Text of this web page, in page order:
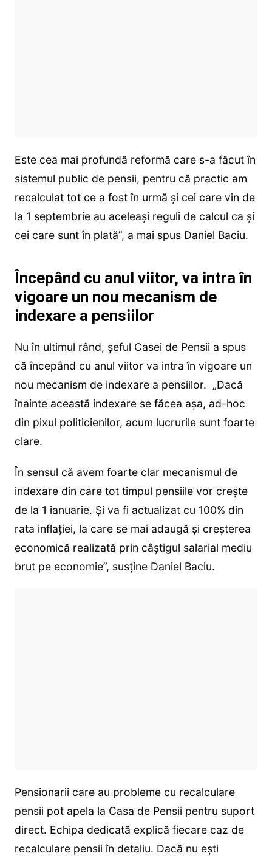
Este cea mai profundă reformă care s-a făcut în
sistemul public de pensii, pentru că practic am
recalculat tot ce a fost în urmă și cei care vin de
la 1 septembrie au aceleași reguli de calcul ca și
cei care sunt în plată”, a mai spus Daniel Baciu.
Începând cu anul viitor, va intra în
vigoare un nou mecanism de
indexare a pensiilor
Nu în ultimul rând, șeful Casei de Pensii a spus
că începând cu anul viitor va intra în vigoare un
nou mecanism de indexare a pensiilor. „Dacă
înainte această indexare se făcea așa, ad-hoc
din pixul politicienilor, acum lucrurile sunt foarte
clare.
În sensul că avem foarte clar mecanismul de
indexare din care tot timpul pensiile vor crește
de la 1 ianuarie. Și va fi actualizat cu 100% din
rata inflației, la care se mai adaugă și creșterea
economică realizată prin câștigul salarial mediu
brut pe economie”, susține Daniel Baciu.
Pensionarii care au probleme cu recalculare
pensii pot apela la Casa de Pensii pentru suport
direct. Echipa dedicată explică fiecare caz de
recalculare pensii în detaliu. Dacă nu ești